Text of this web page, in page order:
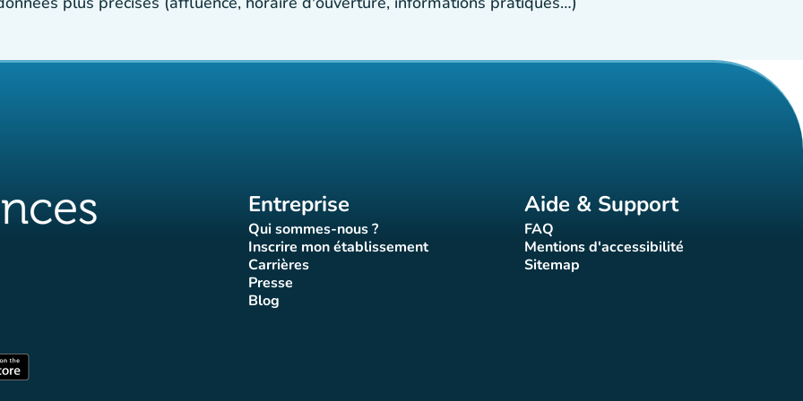
onglet)
Entreprise
Qui sommes-nous ?
(nouvel onglet)
Inscrire mon établissement
(nouvel onglet)
Carrières(nouvel onglet)
Presse(nouvel onglet)
Blog(nouvel onglet)
Aide & Support
FAQ(nouvel onglet)
Mentions d'accessibilité
(nouvel onglet)
Sitemap(nouvel onglet)